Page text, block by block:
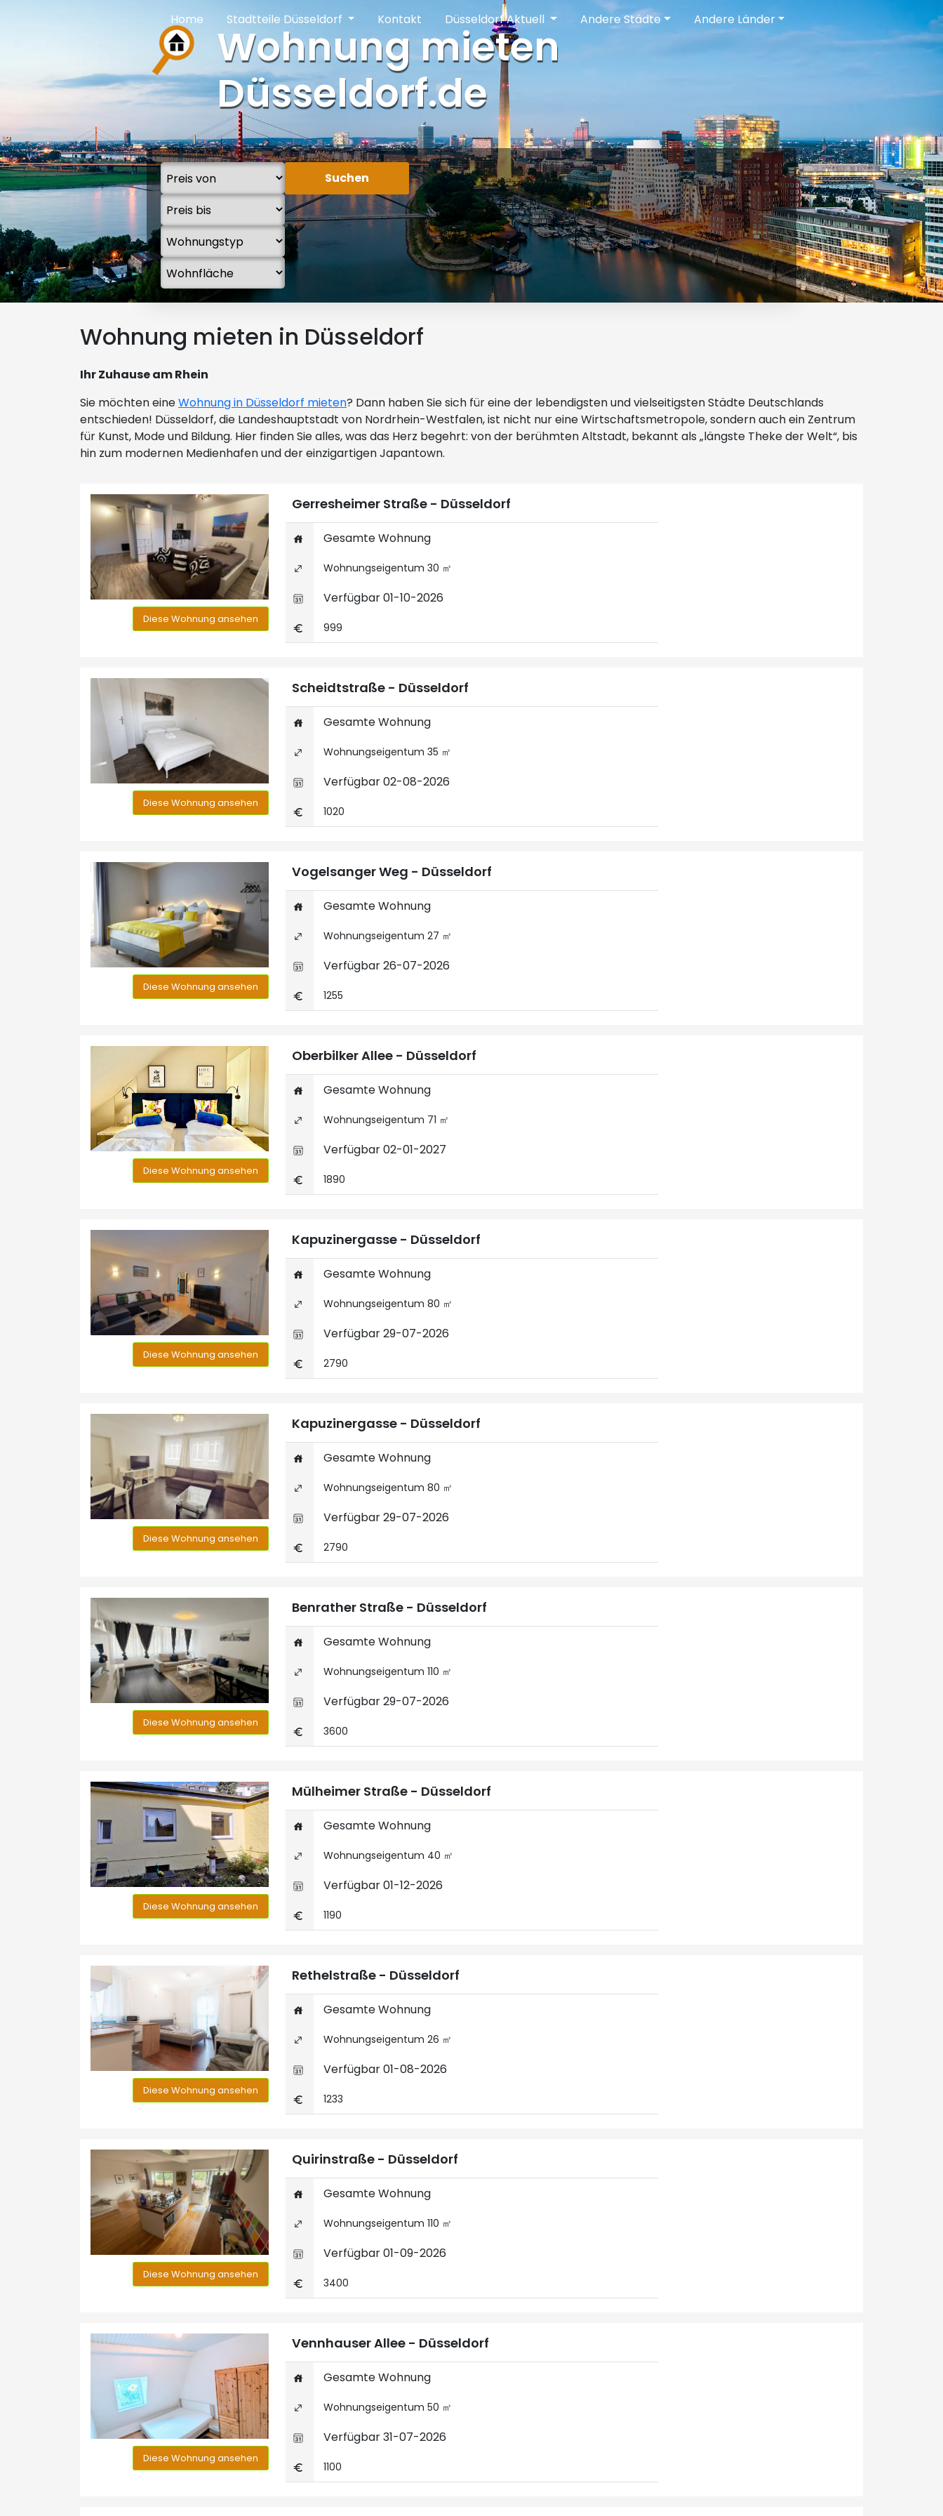
Home Stadtteile Düsseldorf Kontakt Düsseldorf Aktuell Andere Städte Andere Länder
Wohnung mieten
Düsseldorf.de
Wohnung mieten in Düsseldorf
Ihr Zuhause am Rhein
Sie möchten eineWohnung in Düsseldorf mieten? Dann haben Sie sich für eine der lebendigsten und vielseitigsten Städte Deutschlands
entschieden! Düsseldorf, die Landeshauptstadt von Nordrhein-Westfalen, ist nicht nur eine Wirtschaftsmetropole, sondern auch ein Zentrum
für Kunst, Mode und Bildung. Hier finden Sie alles, was das Herz begehrt: von der berühmten Altstadt, bekannt als „längste Theke der Welt“, bis
hin zum modernen Medienhafen und der einzigartigen Japantown.
Diese Wohnung ansehen
Gerresheimer Straße - Düsseldorf
Gesamte Wohnung
Wohnungseigentum 30 ㎡
Verfügbar 01-10-2026
999
Diese Wohnung ansehen
Scheidtstraße - Düsseldorf
Gesamte Wohnung
Wohnungseigentum 35 ㎡
Verfügbar 02-08-2026
1020
Diese Wohnung ansehen
Vogelsanger Weg - Düsseldorf
Gesamte Wohnung
Wohnungseigentum 27 ㎡
Verfügbar 26-07-2026
1255
Diese Wohnung ansehen
Oberbilker Allee - Düsseldorf
Gesamte Wohnung
Wohnungseigentum 71 ㎡
Verfügbar 02-01-2027
1890
Diese Wohnung ansehen
Kapuzinergasse - Düsseldorf
Gesamte Wohnung
Wohnungseigentum 80 ㎡
Verfügbar 29-07-2026
2790
Diese Wohnung ansehen
Kapuzinergasse - Düsseldorf
Gesamte Wohnung
Wohnungseigentum 80 ㎡
Verfügbar 29-07-2026
2790
Diese Wohnung ansehen
Benrather Straße - Düsseldorf
Gesamte Wohnung
Wohnungseigentum 110 ㎡
Verfügbar 29-07-2026
3600
Diese Wohnung ansehen
Mülheimer Straße - Düsseldorf
Gesamte Wohnung
Wohnungseigentum 40 ㎡
Verfügbar 01-12-2026
1190
Diese Wohnung ansehen
Rethelstraße - Düsseldorf
Gesamte Wohnung
Wohnungseigentum 26 ㎡
Verfügbar 01-08-2026
1233
Diese Wohnung ansehen
Quirinstraße - Düsseldorf
Gesamte Wohnung
Wohnungseigentum 110 ㎡
Verfügbar 01-09-2026
3400
Diese Wohnung ansehen
Vennhauser Allee - Düsseldorf
Gesamte Wohnung
Wohnungseigentum 50 ㎡
Verfügbar 31-07-2026
1100